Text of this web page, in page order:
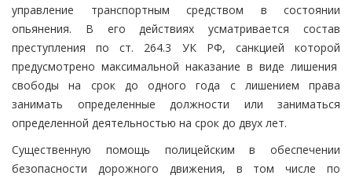
управление транспортным средством в состоянии
опьянения. В его действиях усматривается состав
преступления по ст. 264.3 УК РФ, санкцией которой
предусмотрено максимальной наказание в виде лишения
свободы на срок до одного года с лишением права
занимать определенные должности или заниматься
определенной деятельностью на срок до двух лет.
Существенную помощь полицейским в обеспечении
безопасности дорожного движения, в том числе по